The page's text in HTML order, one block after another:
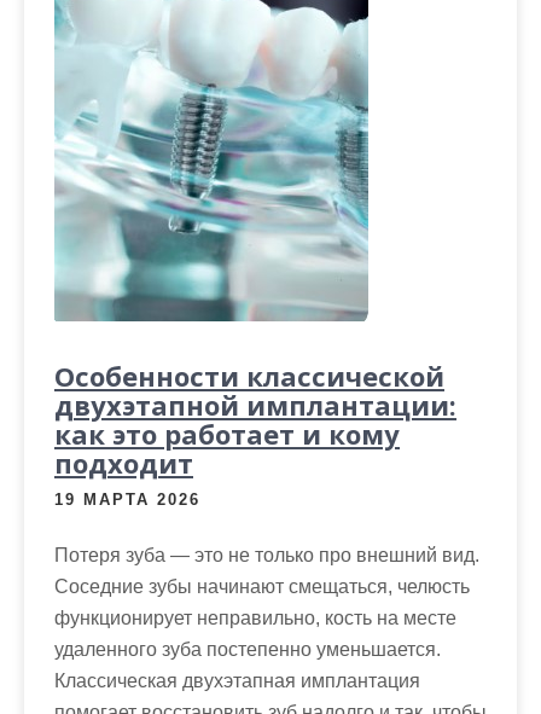
Особенности классической
двухэтапной имплантации:
как это работает и кому
подходит
19 МАРТА 2026
Потеря зуба — это не только про внешний вид.
Соседние зубы начинают смещаться, челюсть
функционирует неправильно, кость на месте
удаленного зуба постепенно уменьшается.
Классическая двухэтапная имплантация